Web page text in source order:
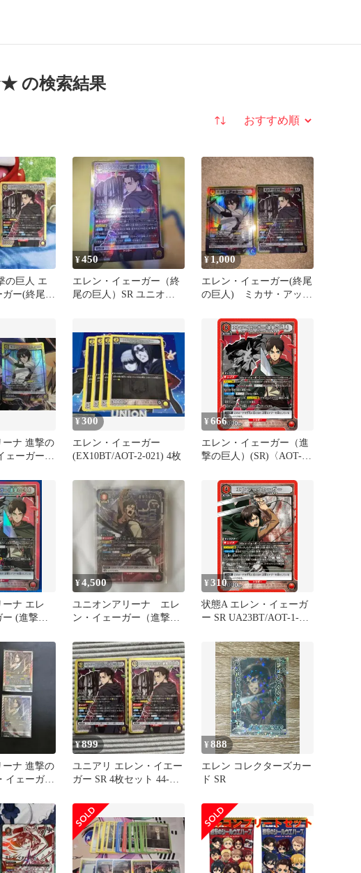
の検索結果
並び替え
の巨人 エ
ー(終尾の
¥450
エレン・イェーガー（終
尾の巨人）SR ユニオン
¥1,000
エレン・イェーガー(終尾
の巨人) ミカサ・アッカ
リーナ
ーナ 進撃の
ェーガー
¥300
エレン・イェーガー
(EX10BT/AOT-2-021) 4枚
¥666
エレン・イェーガー（進
撃の巨人）(SR)〈AOT-1-
アリーナ
ーナ エレ
(進撃の
¥4,500
ユニオンアリーナ エレ
ン・イェーガー（進撃の
¥310
状態A エレン・イェーガ
ー SR UA23BT/AOT-1-
UNION ARENA ユニアリ
ーナ 進撃の
イェーガー
¥899
ユニアリ エレン・イエー
ガー SR 4枚セット 44-
¥888
エレン コレクターズカー
ド SR